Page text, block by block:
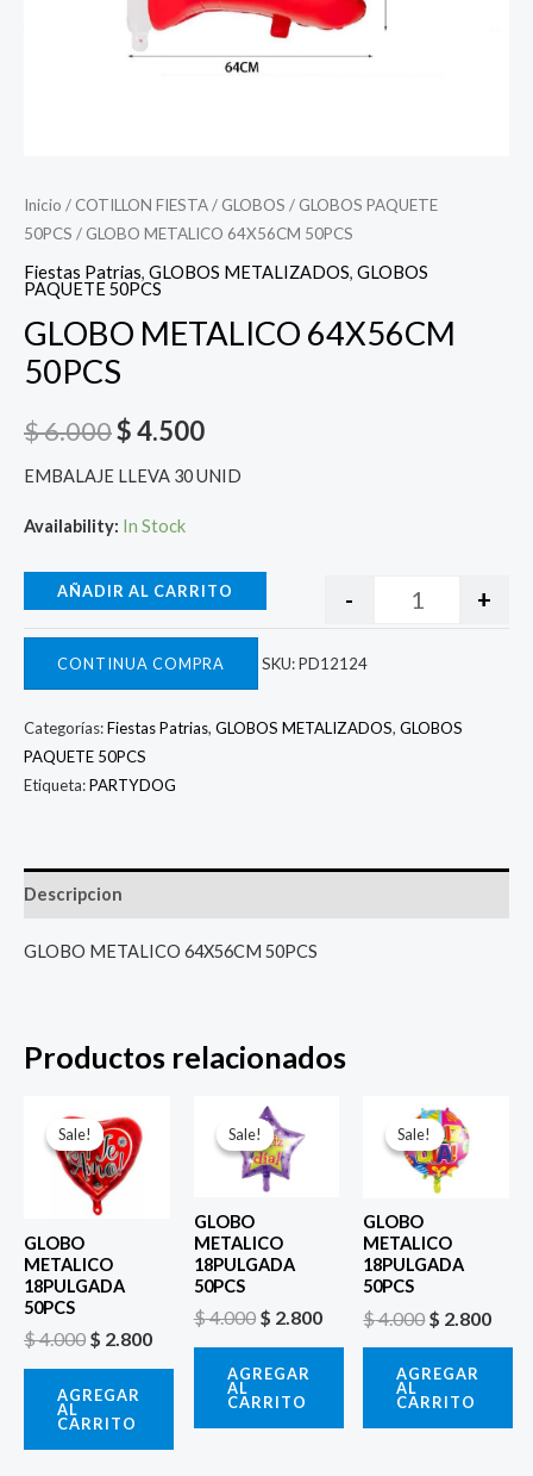
Inicio / COTILLON FIESTA/ GLOBOS / GLOBOS PAQUETE
50PCS / GLOBO METALICO 64X56CM 50PCS
Fiestas Patrias, GLOBOS METALIZADOS, GLOBOS
PAQUETE 50PCS
GLOBO METALICO 64X56CM
50PCS
$6.000$4.500
EMBALAJE LLEVA 30 UNID
Availability: In Stock
- +
AÑADIR AL CARRITO
CONTINUA COMPRA SKU:PD12124
Categorías:Fiestas Patrias, GLOBOS METALIZADOS, GLOBOS
PAQUETE 50PCS
Etiqueta:PARTYDOG
Descripcion
GLOBO METALICO 64X56CM 50PCS
Productos relacionados
Sale!
Sale!
GLOBO
METALICO
18PULGADA
50PCS
$4.000
precio
original
era:
$ 4.000.
$ 2.800
AGREGAR
AL
CARRITO
Sale!
Sale!
GLOBO
METALICO
18PULGADA
50PCS
$4.000
El
precio
original
era:
$ 2.800
AGREGAR
AL
CARRITO
Sale!
Sale!
GLOBO
METALICO
18PULGADA
50PCS
$4.000
El
precio
original
era:
$ 2.800
AGREGAR
AL
CARRITO